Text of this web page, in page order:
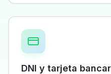
DNI y tarjeta